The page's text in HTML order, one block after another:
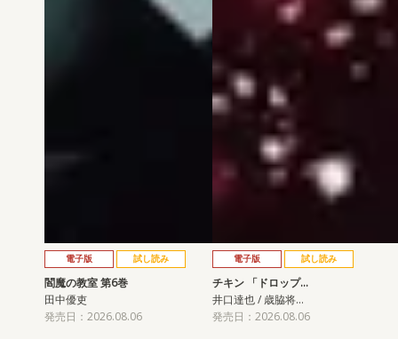
電子版 試し読み
閻魔の教室 第6巻
田中優吏
発売日：2026.08.06
電子版 試し読み
チキン 「ドロップ…
井口達也 / 歳脇将…
発売日：2026.08.06